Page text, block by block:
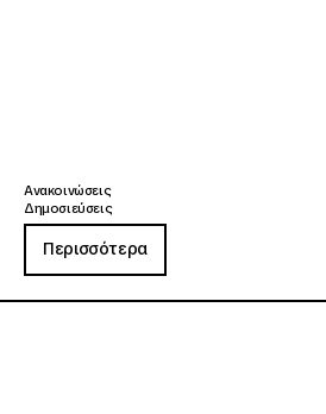
Ανακοινώσεις
Δημοσιεύσεις
Περισσότερα